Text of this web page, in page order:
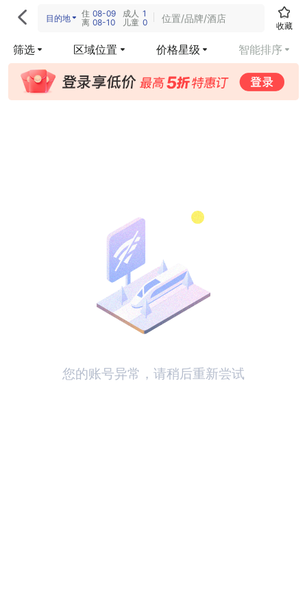
 目的地 住 08-09
离 08-10
成人 1
儿童 0 位置/品牌/酒店
收藏
筛选 区域位置 价格星级 智能排序
您的账号异常，请稍后重新尝试